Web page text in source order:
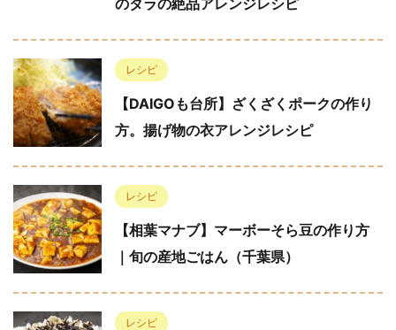
のタラの絶品アレンジレシピ
レシピ
【DAIGOも台所】ざくざくポークの作り
方。揚げ物の衣アレンジレシピ
レシピ
【相葉マナブ】マーボーそら豆の作り方
｜旬の産地ごはん（千葉県）
レシピ